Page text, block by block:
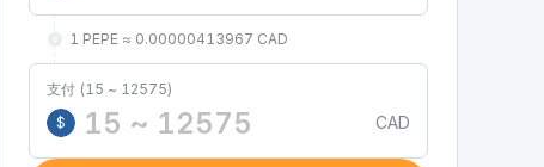
1 PEPE ≈ 0.00000413967 CAD
支付 (15 ~ 12575)
$
CAD